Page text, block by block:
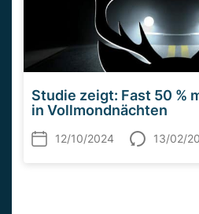
Studie zeigt: Fast 50 %
in Vollmondnächten
12/10/2024 13/02/